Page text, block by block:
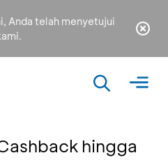
Anda telah menyetujui
hingga